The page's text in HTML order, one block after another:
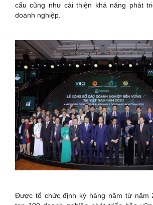
cấu cũng như cải thiện khả năng phát
doanh nghiệp.
Được tổ chức định kỳ hàng năm từ năm